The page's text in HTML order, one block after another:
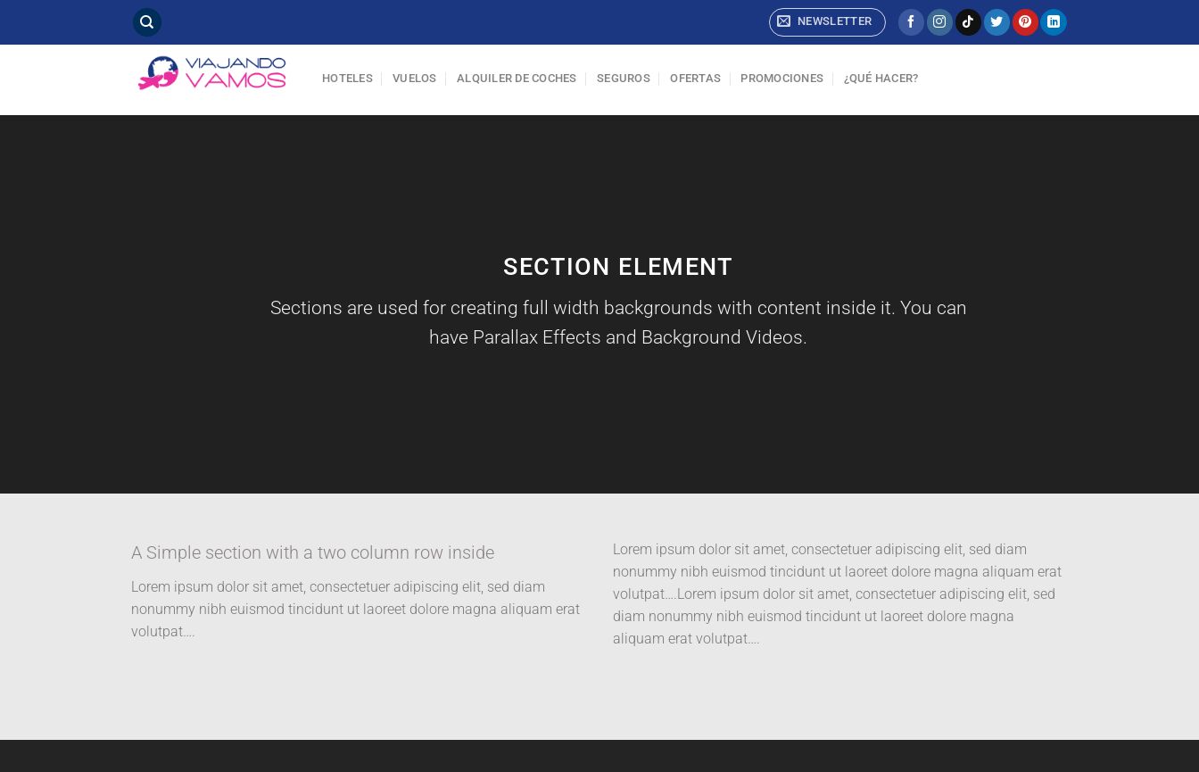
NEWSLETTER
HOTELES VUELOS ALQUILER DE COCHES SEGUROS OFERTAS PROMOCIONES ¿QUÉ HACER?
SECTION ELEMENT
Sections are used for creating full width backgrounds with content inside it. You can
have Parallax Effects and Background Videos.
A Simple section with a two column row inside
Lorem ipsum dolor sit amet, consectetuer adipiscing elit, sed diam
nonummy nibh euismod tincidunt ut laoreet dolore magna aliquam erat
volutpat….
Lorem ipsum dolor sit amet, consectetuer adipiscing elit, sed diam
nonummy nibh euismod tincidunt ut laoreet dolore magna aliquam erat
volutpat….Lorem ipsum dolor sit amet, consectetuer adipiscing elit, sed
diam nonummy nibh euismod tincidunt ut laoreet dolore magna
aliquam erat volutpat….